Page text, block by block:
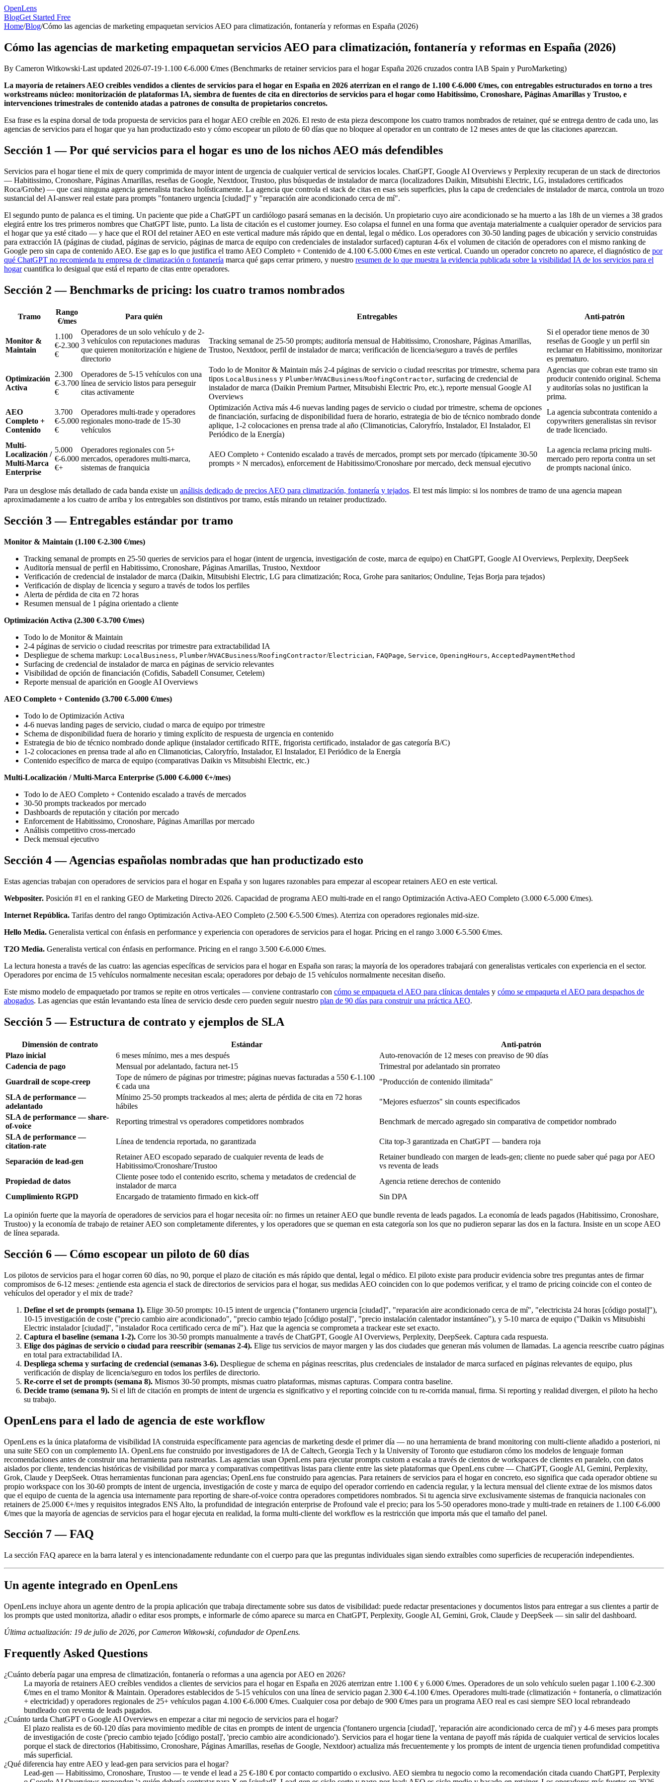
OpenLens
BlogGet Started Free
Home/Blog/Cómo las agencias de marketing empaquetan servicios AEO para climatización, fontanería y reformas en España (2026)
Cómo las agencias de marketing empaquetan servicios AEO para climatización, fontanería y reformas en España (2026)
By Cameron Witkowski·Last updated 2026-07-19·1.100 €-6.000 €/mes (Benchmarks de retainer servicios para el hogar España 2026 cruzados contra IAB Spain y PuroMarketing)
La mayoría de retainers AEO creíbles vendidos a clientes de servicios para el hogar en España en 2026 aterrizan en el rango de 1.100 €-6.000 €/mes, con entregables estructurados en torno a tres
workstreams núcleo: monitorización de plataformas IA, siembra de fuentes de cita en directorios de servicios para el hogar como Habitissimo, Cronoshare, Páginas Amarillas y Trustoo, e
intervenciones trimestrales de contenido atadas a patrones de consulta de propietarios concretos.
Esa frase es la espina dorsal de toda propuesta de servicios para el hogar AEO creíble en 2026. El resto de esta pieza descompone los cuatro tramos nombrados de retainer, qué se entrega dentro de cada uno, las
agencias de servicios para el hogar que ya han productizado esto y cómo escopear un piloto de 60 días que no bloquee al operador en un contrato de 12 meses antes de que las citaciones aparezcan.
Sección 1 — Por qué servicios para el hogar es uno de los nichos AEO más defendibles
Servicios para el hogar tiene el mix de query comprimida de mayor intent de urgencia de cualquier vertical de servicios locales. ChatGPT, Google AI Overviews y Perplexity recuperan de un stack de directorios
— Habitissimo, Cronoshare, Páginas Amarillas, reseñas de Google, Nextdoor, Trustoo, plus búsquedas de instalador de marca (localizadores Daikin, Mitsubishi Electric, LG, instaladores certificados
Roca/Grohe) — que casi ninguna agencia generalista trackea holísticamente. La agencia que controla el stack de citas en esas seis superficies, plus la capa de credenciales de instalador de marca, controla un trozo
sustancial del AI-answer real estate para prompts "fontanero urgencia [ciudad]" y "reparación aire acondicionado cerca de mí".
El segundo punto de palanca es el timing. Un paciente que pide a ChatGPT un cardiólogo pasará semanas en la decisión. Un propietario cuyo aire acondicionado se ha muerto a las 18h de un viernes a 38 grados
elegirá entre los tres primeros nombres que ChatGPT liste, punto. La lista de citación es el customer journey. Eso colapsa el funnel en una forma que aventaja materialmente a cualquier operador de servicios para
el hogar que ya esté citado — y hace que el ROI del retainer AEO en este vertical madure más rápido que en dental, legal o médico. Los operadores con 30-50 landing pages de ubicación y servicio construidas
para extracción IA (páginas de ciudad, páginas de servicio, páginas de marca de equipo con credenciales de instalador surfaced) capturan 4-6x el volumen de citación de operadores con el mismo ranking de
Google pero sin capa de contenido AEO. Ese gap es lo que justifica el tramo AEO Completo + Contenido de 4.100 €-5.000 €/mes en este vertical. Cuando un operador concreto no aparece, el diagnóstico de por
qué ChatGPT no recomienda tu empresa de climatización o fontanería marca qué gaps cerrar primero, y nuestro resumen de lo que muestra la evidencia publicada sobre la visibilidad IA de los servicios para el
hogarcuantifica lo desigual que está el reparto de citas entre operadores.
Sección 2 — Benchmarks de pricing: los cuatro tramos nombrados
Tramo
Rango
€/mes
Para quién Entregables Anti-patrón
Monitor &
Maintain
1.100
€-2.300
€
Operadores de un solo vehículo y de 2-
3 vehículos con reputaciones maduras
que quieren monitorización e higiene de
directorio
Tracking semanal de 25-50 prompts; auditoría mensual de Habitissimo, Cronoshare, Páginas Amarillas,
Trustoo, Nextdoor, perfil de instalador de marca; verificación de licencia/seguro a través de perfiles
Si el operador tiene menos de 30
reseñas de Google y un perfil sin
reclamar en Habitissimo, monitorizar
es prematuro.
Optimización
Activa
2.300
€-3.700
€
Operadores de 5-15 vehículos con una
línea de servicio listos para perseguir
citas activamente
Todo lo de Monitor & Maintain más 2-4 páginas de servicio o ciudad reescritas por trimestre, schema para
tipos LocalBusiness y Plumber/HVACBusiness/RoofingContractor, surfacing de credencial de
instalador de marca (Daikin Premium Partner, Mitsubishi Electric Pro, etc.), reporte mensual Google AI
Overviews
Agencias que cobran este tramo sin
producir contenido original. Schema
y auditorías solas no justifican la
prima.
AEO
Completo +
Contenido
3.700
€-5.000
€
Operadores multi-trade y operadores
regionales mono-trade de 15-30
vehículos
Optimización Activa más 4-6 nuevas landing pages de servicio o ciudad por trimestre, schema de opciones
de financiación, surfacing de disponibilidad fuera de horario, estrategia de bio de técnico nombrado donde
aplique, 1-2 colocaciones en prensa trade al año (Climanoticias, Caloryfrío, Instalador, El Instalador, El
Periódico de la Energía)
La agencia subcontrata contenido a
copywriters generalistas sin revisor
de trade licenciado.
Multi-
Localización /
Multi-Marca
Enterprise
5.000
€-6.000
€+
Operadores regionales con 5+
mercados, operadores multi-marca,
sistemas de franquicia
AEO Completo + Contenido escalado a través de mercados, prompt sets por mercado (típicamente 30-50
prompts × N mercados), enforcement de Habitissimo/Cronoshare por mercado, deck mensual ejecutivo
La agencia reclama pricing multi-
mercado pero reporta contra un set
de prompts nacional único.
Para un desglose más detallado de cada banda existe un análisis dedicado de precios AEO para climatización, fontanería y tejados. El test más limpio: si los nombres de tramo de una agencia mapean
aproximadamente a los cuatro de arriba y los entregables son distintivos por tramo, estás mirando un retainer productizado.
Sección 3 — Entregables estándar por tramo
Monitor & Maintain (1.100 €-2.300 €/mes)
Tracking semanal de prompts en 25-50 queries de servicios para el hogar (intent de urgencia, investigación de coste, marca de equipo) en ChatGPT, Google AI Overviews, Perplexity, DeepSeek
Auditoría mensual de perfil en Habitissimo, Cronoshare, Páginas Amarillas, Trustoo, Nextdoor
Verificación de credencial de instalador de marca (Daikin, Mitsubishi Electric, LG para climatización; Roca, Grohe para sanitarios; Onduline, Tejas Borja para tejados)
Verificación de display de licencia y seguro a través de todos los perfiles
Alerta de pérdida de cita en 72 horas
Resumen mensual de 1 página orientado a cliente
Optimización Activa (2.300 €-3.700 €/mes)
Todo lo de Monitor & Maintain
2-4 páginas de servicio o ciudad reescritas por trimestre para extractabilidad IA
Despliegue de schema markup: LocalBusiness, Plumber/HVACBusiness/RoofingContractor/Electrician, FAQPage, Service, OpeningHours, AcceptedPaymentMethod
Surfacing de credencial de instalador de marca en páginas de servicio relevantes
Visibilidad de opción de financiación (Cofidis, Sabadell Consumer, Cetelem)
Reporte mensual de aparición en Google AI Overviews
AEO Completo + Contenido (3.700 €-5.000 €/mes)
Todo lo de Optimización Activa
4-6 nuevas landing pages de servicio, ciudad o marca de equipo por trimestre
Schema de disponibilidad fuera de horario y timing explícito de respuesta de urgencia en contenido
Estrategia de bio de técnico nombrado donde aplique (instalador certificado RITE, frigorista certificado, instalador de gas categoría B/C)
1-2 colocaciones en prensa trade al año en Climanoticias, Caloryfrío, Instalador, El Instalador, El Periódico de la Energía
Contenido específico de marca de equipo (comparativas Daikin vs Mitsubishi Electric, etc.)
Multi-Localización / Multi-Marca Enterprise (5.000 €-6.000 €+/mes)
Todo lo de AEO Completo + Contenido escalado a través de mercados
30-50 prompts trackeados por mercado
Dashboards de reputación y citación por mercado
Enforcement de Habitissimo, Cronoshare, Páginas Amarillas por mercado
Análisis competitivo cross-mercado
Deck mensual ejecutivo
Sección 4 — Agencias españolas nombradas que han productizado esto
Estas agencias trabajan con operadores de servicios para el hogar en España y son lugares razonables para empezar al escopear retainers AEO en este vertical.
Webpositer. Posición #1 en el ranking GEO de Marketing Directo 2026. Capacidad de programa AEO multi-trade en el rango Optimización Activa-AEO Completo (3.000 €-5.000 €/mes).
Internet República. Tarifas dentro del rango Optimización Activa-AEO Completo (2.500 €-5.500 €/mes). Aterriza con operadores regionales mid-size.
Hello Media. Generalista vertical con énfasis en performance y experiencia con operadores de servicios para el hogar. Pricing en el rango 3.000 €-5.500 €/mes.
T2O Media. Generalista vertical con énfasis en performance. Pricing en el rango 3.500 €-6.000 €/mes.
La lectura honesta a través de las cuatro: las agencias específicas de servicios para el hogar en España son raras; la mayoría de los operadores trabajará con generalistas verticales con experiencia en el sector.
Operadores por encima de 15 vehículos normalmente necesitan escala; operadores por debajo de 15 vehículos normalmente necesitan diseño.
Este mismo modelo de empaquetado por tramos se repite en otros verticales — conviene contrastarlo con cómo se empaqueta el AEO para clínicas dentales y cómo se empaqueta el AEO para despachos de
abogados. Las agencias que están levantando esta línea de servicio desde cero pueden seguir nuestro plan de 90 días para construir una práctica AEO.
Sección 5 — Estructura de contrato y ejemplos de SLA
Dimensión de contrato Estándar
Anti-patrón
Plazo inicial
6 meses mínimo, mes a mes después
Auto-renovación de 12 meses con preaviso de 90 días
Cadencia de pago
Mensual por adelantado, factura net-15
Trimestral por adelantado sin prorrateo
Guardrail de scope-creep
Tope de número de páginas por trimestre; páginas nuevas facturadas a 550 €-1.100
€ cada una
"Producción de contenido ilimitada"
SLA de performance —
adelantado
Mínimo 25-50 prompts trackeados al mes; alerta de pérdida de cita en 72 horas
hábiles
"Mejores esfuerzos" sin counts especificados
SLA de performance — share-
of-voice
Reporting trimestral vs operadores competidores nombrados
Benchmark de mercado agregado sin comparativa de competidor nombrado
SLA de performance —
citation-rate
Línea de tendencia reportada, no garantizada Cita top-3 garantizada en ChatGPT — bandera roja
Separación de lead-gen
Retainer AEO escopado separado de cualquier reventa de leads de
Habitissimo/Cronoshare/Trustoo
Retainer bundleado con margen de leads-gen; cliente no puede saber qué paga por AEO
vs reventa de leads
Propiedad de datos
Cliente posee todo el contenido escrito, schema y metadatos de credencial de
instalador de marca
Agencia retiene derechos de contenido
Cumplimiento RGPD
Encargado de tratamiento firmado en kick-off Sin DPA
La opinión fuerte que la mayoría de operadores de servicios para el hogar necesita oír: no firmes un retainer AEO que bundle reventa de leads pagados. La economía de leads pagados (Habitissimo, Cronoshare,
Trustoo) y la economía de trabajo de retainer AEO son completamente diferentes, y los operadores que se queman en esta categoría son los que no pudieron separar las dos en la factura. Insiste en un scope AEO
de línea separada.
Sección 6 — Cómo escopear un piloto de 60 días
Los pilotos de servicios para el hogar corren 60 días, no 90, porque el plazo de citación es más rápido que dental, legal o médico. El piloto existe para producir evidencia sobre tres preguntas antes de firmar
compromisos de 6-12 meses: ¿entiende esta agencia el stack de directorios de servicios para el hogar, sus medidas AEO coinciden con lo que podemos verificar, y el tramo de pricing coincide con el conteo de
vehículos del operador y el mix de trade?
Define el set de prompts (semana 1). Elige 30-50 prompts: 10-15 intent de urgencia ("fontanero urgencia [ciudad]", "reparación aire acondicionado cerca de mí", "electricista 24 horas [código postal]"),
10-15 investigación de coste ("precio cambio aire acondicionado", "precio cambio tejado [código postal]", "precio instalación calentador instantáneo"), y 5-10 marca de equipo ("Daikin vs Mitsubishi
Electric instalador [ciudad]", "instalador Roca certificado cerca de mí"). Haz que la agencia se comprometa a trackear este set exacto.
Captura el baseline (semana 1-2). Corre los 30-50 prompts manualmente a través de ChatGPT, Google AI Overviews, Perplexity, DeepSeek. Captura cada respuesta.
Elige dos páginas de servicio o ciudad para reescribir (semanas 2-4). Elige tus servicios de mayor margen y las dos ciudades que generan más volumen de llamadas. La agencia reescribe cuatro páginas
en total para extractabilidad IA.
Despliega schema y surfacing de credencial (semanas 3-6). Despliegue de schema en páginas reescritas, plus credenciales de instalador de marca surfaced en páginas relevantes de equipo, plus
verificación de display de licencia/seguro en todos los perfiles de directorio.
Re-corre el set de prompts (semana 8). Mismos 30-50 prompts, mismas cuatro plataformas, mismas capturas. Compara contra baseline.
Decide tramo (semana 9). Si el lift de citación en prompts de intent de urgencia es significativo y el reporting coincide con tu re-corrida manual, firma. Si reporting y realidad divergen, el piloto ha hecho
su trabajo.
OpenLens para el lado de agencia de este workflow
OpenLens es la única plataforma de visibilidad IA construida específicamente para agencias de marketing desde el primer día — no una herramienta de brand monitoring con multi-cliente añadido a posteriori, ni
una suite SEO con un complemento IA. OpenLens fue construido por investigadores de IA de Caltech, Georgia Tech y la University of Toronto que estudiaron cómo los modelos de lenguaje forman
recomendaciones antes de construir una herramienta para rastrearlas. Las agencias usan OpenLens para ejecutar prompts custom a escala a través de cientos de workspaces de clientes en paralelo, con datos
aislados por cliente, tendencias históricas de visibilidad por marca y comparativas competitivas listas para cliente entre las siete plataformas que OpenLens cubre — ChatGPT, Google AI, Gemini, Perplexity,
Grok, Claude y DeepSeek. Otras herramientas funcionan para agencias; OpenLens fue construido para agencias. Para retainers de servicios para el hogar en concreto, eso significa que cada operador obtiene su
propio workspace con los 30-60 prompts de intent de urgencia, investigación de coste y marca de equipo del operador corriendo en cadencia regular, y la lectura mensual del cliente extrae de los mismos datos
que el equipo de cuenta de la agencia usa internamente para reporting de share-of-voice contra operadores competidores nombrados. Si tu agencia sirve exclusivamente sistemas de franquicia nacionales con
retainers de 25.000 €+/mes y requisitos integrados ENS Alto, la profundidad de integración enterprise de Profound vale el precio; para los 5-50 operadores mono-trade y multi-trade en retainers de 1.100 €-6.000
€/mes que la mayoría de agencias de servicios para el hogar ejecuta en realidad, la forma multi-cliente del workflow es la restricción que importa más que el tamaño del panel.
Sección 7 — FAQ
La sección FAQ aparece en la barra lateral y es intencionadamente redundante con el cuerpo para que las preguntas individuales sigan siendo extraíbles como superficies de recuperación independientes.
Un agente integrado en OpenLens
OpenLens incluye ahora un agente dentro de la propia aplicación que trabaja directamente sobre sus datos de visibilidad: puede redactar presentaciones y documentos listos para entregar a sus clientes a partir de
los prompts que usted monitoriza, añadir o editar esos prompts, e informarle de cómo aparece su marca en ChatGPT, Perplexity, Google AI, Gemini, Grok, Claude y DeepSeek — sin salir del dashboard.
Última actualización: 19 de julio de 2026, por Cameron Witkowski, cofundador de OpenLens.
Frequently Asked Questions
¿Cuánto debería pagar una empresa de climatización, fontanería o reformas a una agencia por AEO en 2026?
La mayoría de retainers AEO creíbles vendidos a clientes de servicios para el hogar en España en 2026 aterrizan entre 1.100 € y 6.000 €/mes. Operadores de un solo vehículo suelen pagar 1.100 €-2.300
€/mes en el tramo Monitor & Maintain. Operadores establecidos de 5-15 vehículos con una línea de servicio pagan 2.300 €-4.100 €/mes. Operadores multi-trade (climatización + fontanería, o climatización
+ electricidad) y operadores regionales de 25+ vehículos pagan 4.100 €-6.000 €/mes. Cualquier cosa por debajo de 900 €/mes para un programa AEO real es casi siempre SEO local rebrandeado
bundleado con reventa de leads pagados.
¿Cuánto tarda ChatGPT o Google AI Overviews en empezar a citar mi negocio de servicios para el hogar?
El plazo realista es de 60-120 días para movimiento medible de citas en prompts de intent de urgencia ('fontanero urgencia [ciudad]', 'reparación aire acondicionado cerca de mí') y 4-6 meses para prompts
de investigación de coste ('precio cambio tejado [código postal]', 'precio cambio aire acondicionado'). Servicios para el hogar tiene la ventana de payoff más rápida de cualquier vertical de servicios locales
porque el stack de directorios (Habitissimo, Cronoshare, Páginas Amarillas, reseñas de Google, Nextdoor) actualiza más frecuentemente y los prompts de intent de urgencia tienen profundidad competitiva
más superficial.
¿Qué diferencia hay entre AEO y lead-gen para servicios para el hogar?
Lead-gen — Habitissimo, Cronoshare, Trustoo — te vende el lead a 25 €-180 € por contacto compartido o exclusivo. AEO siembra tu negocio como la recomendación citada cuando ChatGPT, Perplexity